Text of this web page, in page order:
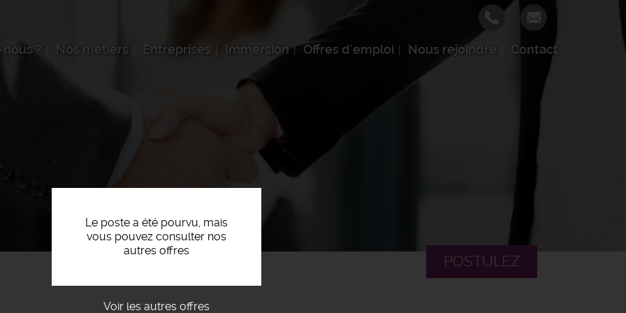
? Nos métiers Entreprises Immersion Offres d'emploi Nous rejoindre Contact
Le poste a été pourvu, mais
vous pouvez consulter nos
autres offres
Voir les autres offres
POSTULEZ